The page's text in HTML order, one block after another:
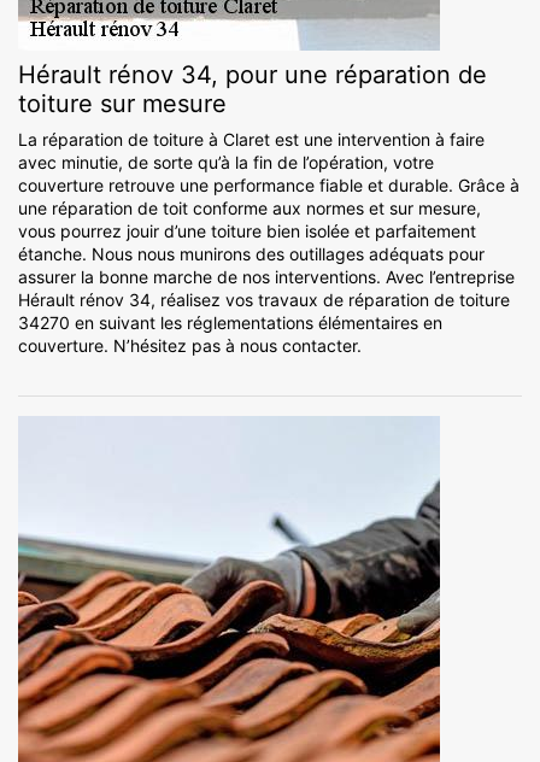
Hérault rénov 34, pour une réparation de
toiture sur mesure
La réparation de toiture à Claret est une intervention à faire
avec minutie, de sorte qu’à la fin de l’opération, votre
couverture retrouve une performance fiable et durable. Grâce à
une réparation de toit conforme aux normes et sur mesure,
vous pourrez jouir d’une toiture bien isolée et parfaitement
étanche. Nous nous munirons des outillages adéquats pour
assurer la bonne marche de nos interventions. Avec l’entreprise
Hérault rénov 34, réalisez vos travaux de réparation de toiture
34270 en suivant les réglementations élémentaires en
couverture. N’hésitez pas à nous contacter.